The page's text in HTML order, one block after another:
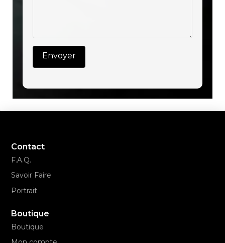
Contact
F.A.Q.
Savoir Faire
Portrait
Boutique
Boutique